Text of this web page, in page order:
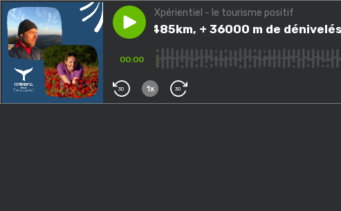
Play episodeS3E41 - 485km, + 36000 m de
Xpérientiel - le tourisme positif
S3E41 - 485km, + 36000 m de
00:00
30 1x 30